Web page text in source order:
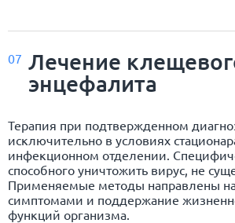
07 Лечение
энцефалита
Терапия при подтвержденном
исключительно в условиях
инфекционном отделении.
способного уничтожить вирус, не
Применяемые методы направлены
симптомами и поддержание
функций организма.